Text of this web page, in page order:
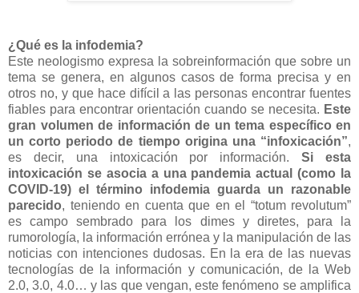
¿Qué es la infodemia?
Este neologismo expresa la sobreinformación que sobre un
tema se genera, en algunos casos de forma precisa y en
otros no, y que hace difícil a las personas encontrar fuentes
fiables para encontrar orientación cuando se necesita. Este
gran volumen de información de un tema específico en
un corto periodo de tiempo origina una “infoxicación”,
es decir, una intoxicación por información.Si esta
intoxicación se asocia a una pandemia actual (como la
COVID-19) el término infodemia guarda un razonable
parecido, teniendo en cuenta que en el “totum revolutum”
es campo sembrado para los dimes y diretes, para la
rumorología, la información errónea y la manipulación de las
noticias con intenciones dudosas. En la era de las nuevas
tecnologías de la información y comunicación, de la Web
2.0, 3.0, 4.0… y las que vengan, este fenómeno se amplifica